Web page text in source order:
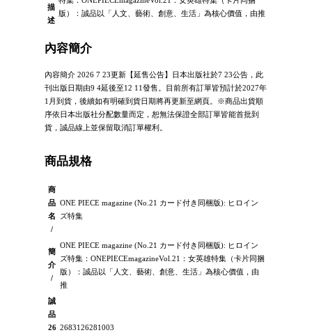
描
述
版）：誠品以「人文、藝術、創意、生活」為核心價值，由推
內容簡介
內容簡介 2026 7 23更新【延售公告】日本出版社於7 23公告，此
刊出版日期由9 4延後至12 11發售。目前所有訂單皆預計於2027年
1月到貨，後續如有明確到貨日期將再更新至網頁。※商品出貨順
序依日本出版社分配數量而定，恕無法保證全部訂單皆能首批到
貨，誠品線上並保留取消訂單權利。
商品規格
商
品
名
/
ONE PIECE magazine (No.21 カード付き同梱版): ヒロイン
ズ特集
簡
介
/
ONE PIECE magazine (No.21 カード付き同梱版): ヒロイン
ズ特集：ONEPIECEmagazineVol.21：女英雄特集（卡片同捆
版）：誠品以「人文、藝術、創意、生活」為核心價值，由
推
誠
品
26 2683126281003